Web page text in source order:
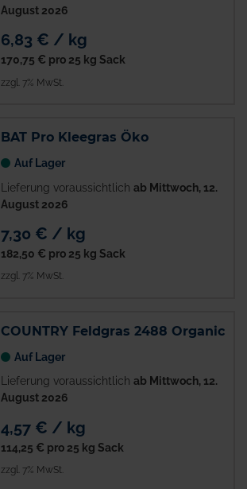
August 2026
6,83 € / kg
170,75 € pro 25 kg Sack
zzgl. 7% MwSt.
BAT Pro Kleegras Öko
Auf Lager
Lieferung voraussichtlich ab Mittwoch, 12.
August 2026
7,30 € / kg
182,50 € pro 25 kg Sack
zzgl. 7% MwSt.
COUNTRY Feldgras 2488 Organic
Auf Lager
Lieferung voraussichtlich ab Mittwoch, 12.
August 2026
4,57 € / kg
114,25 € pro 25 kg Sack
zzgl. 7% MwSt.